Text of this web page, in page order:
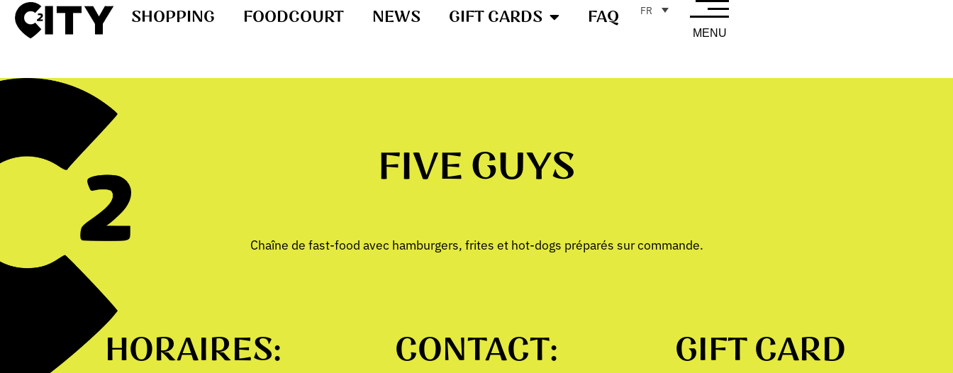
SHOPPING FOODCOURT NEWS GIFT CARDS FAQ FR
MENU
FIVE GUYS
Chaîne de fast-food avec hamburgers, frites et hot-dogs préparés sur commande.
HORAIRES: CONTACT: GIFT CARD